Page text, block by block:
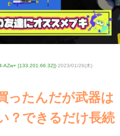
AZw+ [133.201.66.32]) 2023/01/26(木)
ったんだが武器は
？できるだけ長続